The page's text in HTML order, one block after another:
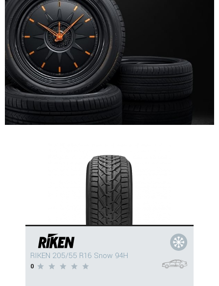
RIKEN 205/55 R16 Snow 94H
0